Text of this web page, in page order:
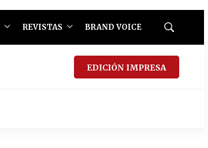
REVISTAS BRAND VOICE
Mostrar
EDICIÓN IMPRESA